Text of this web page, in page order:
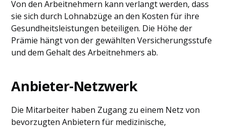
Von den Arbeitnehmern kann verlangt werden, dass
sie sich durch Lohnabzüge an den Kosten für ihre
Gesundheitsleistungen beteiligen. Die Höhe der
Prämie hängt von der gewählten Versicherungsstufe
und dem Gehalt des Arbeitnehmers ab.
Anbieter-Netzwerk
Die Mitarbeiter haben Zugang zu einem Netz von
bevorzugten Anbietern für medizinische,